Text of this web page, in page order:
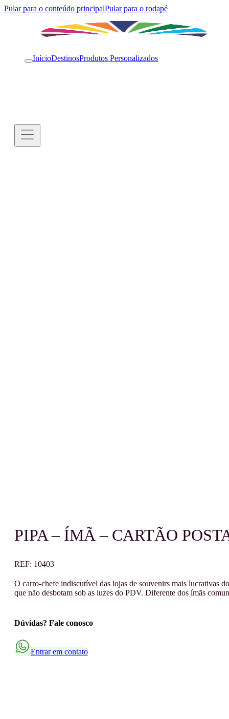
Pular para o conteúdo principalPular para o rodapé
InícioDestinosProdutos Personalizados
PIPA – ÍMÃ – CARTÃO
REF: 10403
O carro-chefe indiscutível das lojas de souvenirs mais lucrativas
que não desbotam sob as luzes do PDV. Diferente dos ímãs
Dúvidas? Fale conosco
Entrar em contato